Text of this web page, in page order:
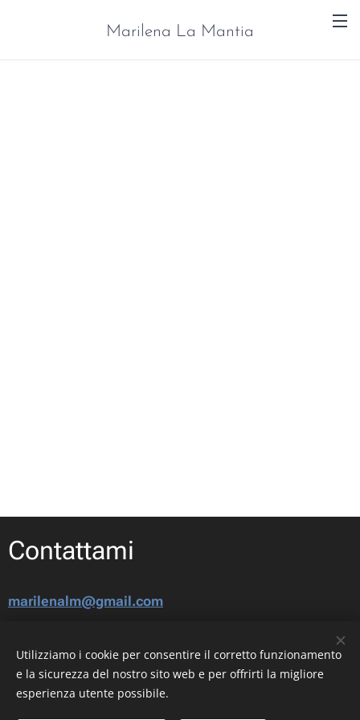
Marilena La Mantia
Contattami
marilenalm@gmail.com
© COPYRIGHT MARILENA LA MANTIA - TUTTI I DIRITTI RISERVATI
Utilizziamo i cookie per consentire il corretto funzionamento
e la sicurezza del nostro sito web e per offrirti la migliore
esperienza utente possibile.